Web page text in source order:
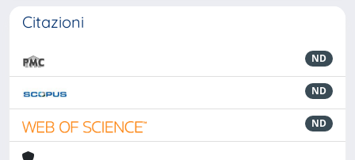
Citazioni
ND
ND
ND